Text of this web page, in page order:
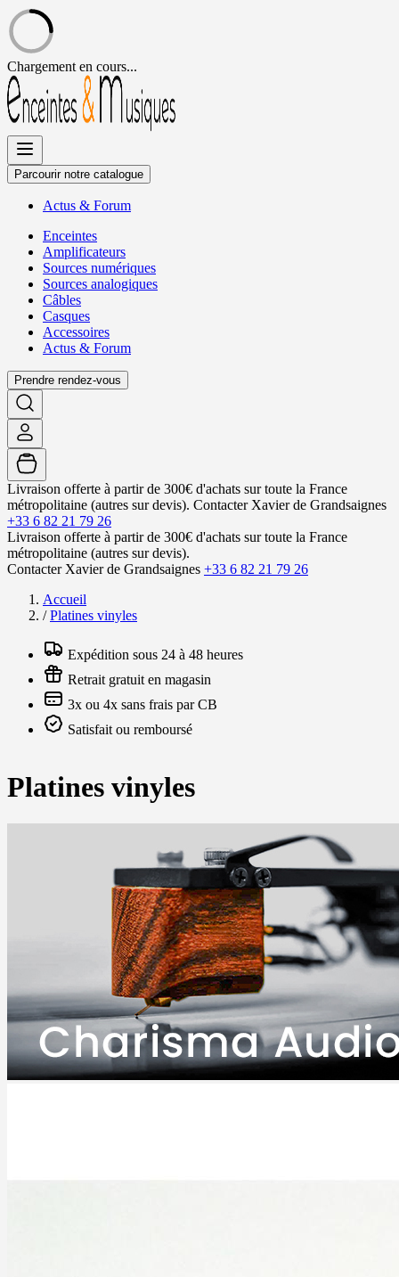
Chargement en cours...
Allez
au
contenu
Parcourir notre catalogue
Actus & Forum
Enceintes
Amplificateurs
Sources numériques
Sources analogiques
Câbles
Casques
Accessoires
Actus & Forum
Prendre rendez-vous
Livraison offerte à partir de 300€ d'achats sur toute la France
métropolitaine (autres sur devis). Contacter Xavier de Grandsaignes
+33 6 82 21 79 26
Livraison offerte à partir de 300€ d'achats sur toute la France
métropolitaine (autres sur devis).
Contacter Xavier de Grandsaignes +33 6 82 21 79 26
Accueil
/ Platines vinyles
Expédition sous 24 à 48 heures
Retrait gratuit en magasin
3x ou 4x sans frais par CB
Satisfait ou remboursé
Platines vinyles